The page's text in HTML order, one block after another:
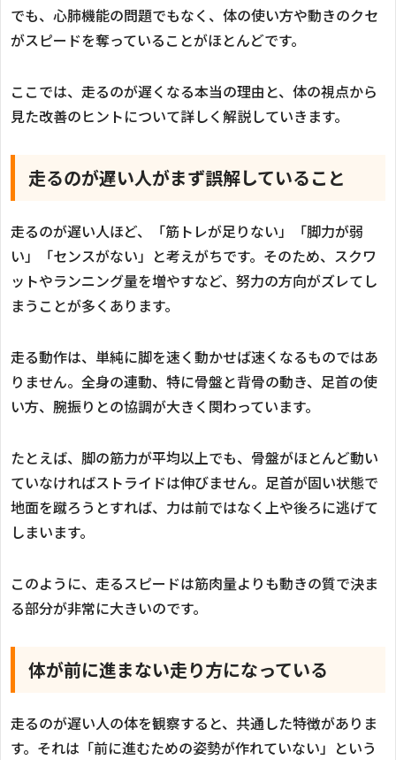
でも、心肺機能の問題でもなく、体の使い方や動きのクセ
がスピードを奪っていることがほとんどです。
ここでは、走るのが遅くなる本当の理由と、体の視点から
見た改善のヒントについて詳しく解説していきます。
走るのが遅い人がまず誤解していること
走るのが遅い人ほど、「筋トレが足りない」「脚力が弱
い」「センスがない」と考えがちです。そのため、スクワ
ットやランニング量を増やすなど、努力の方向がズレてし
まうことが多くあります。
走る動作は、単純に脚を速く動かせば速くなるものではあ
りません。全身の連動、特に骨盤と背骨の動き、足首の使
い方、腕振りとの協調が大きく関わっています。
たとえば、脚の筋力が平均以上でも、骨盤がほとんど動い
ていなければストライドは伸びません。足首が固い状態で
地面を蹴ろうとすれば、力は前ではなく上や後ろに逃げて
しまいます。
このように、走るスピードは筋肉量よりも動きの質で決ま
る部分が非常に大きいのです。
体が前に進まない走り方になっている
走るのが遅い人の体を観察すると、共通した特徴がありま
す。それは「前に進むための姿勢が作れていない」という